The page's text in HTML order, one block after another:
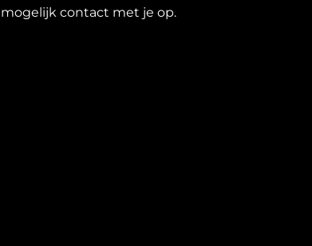
contact met je op.